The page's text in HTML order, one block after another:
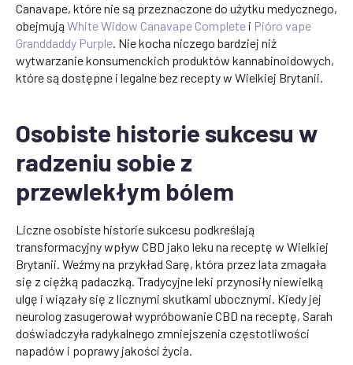
Canavape, które nie są przeznaczone do użytku medycznego,
obejmują White Widow Canavape Complete i Pióro vape
Granddaddy Purple. Nie kocha niczego bardziej niż
wytwarzanie konsumenckich produktów kannabinoidowych,
które są dostępne i legalne bez recepty w Wielkiej Brytanii.
Osobiste historie sukcesu w
radzeniu sobie z
przewlekłym bólem
Liczne osobiste historie sukcesu podkreślają
transformacyjny wpływ CBD jako leku na receptę w Wielkiej
Brytanii. Weźmy na przykład Sarę, która przez lata zmagała
się z ciężką padaczką. Tradycyjne leki przynosiły niewielką
ulgę i wiązały się z licznymi skutkami ubocznymi. Kiedy jej
neurolog zasugerował wypróbowanie CBD na receptę, Sarah
doświadczyła radykalnego zmniejszenia częstotliwości
napadów i poprawy jakości życia.